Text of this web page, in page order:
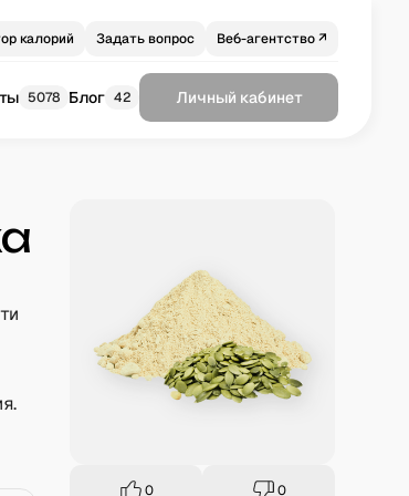
калорий Задать вопрос Веб-агентство ↗
5078 Блог 42 Личный кабинет
0 0